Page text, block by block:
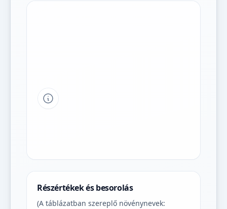
Tipp a grafikon jelmagyarázatához
Részértékek és besorolás
(A táblázatban szereplő növénynevek: